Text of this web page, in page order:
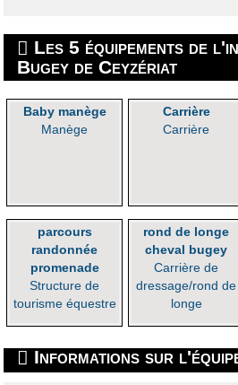
Les 5 équipements de
Bugey de Ceyzériat
Baby manège
Manège
Carrière
Carrière
parcours
randonnée
promenade
Structure de
tourisme équestre
rond de longe
cheval bugey
Carrière de
dressage/rond de
longe
Informations sur